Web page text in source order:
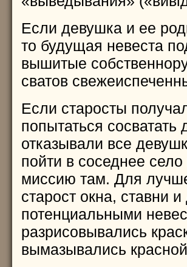
Если девушка и ее
то будущая невеста
вышитые
сватов
Если старосты
попытаться
отказывали все
пойти в соседнее
миссию там. Для
старост окна, ставни
потенциальными
разрисовывались
вымазывались